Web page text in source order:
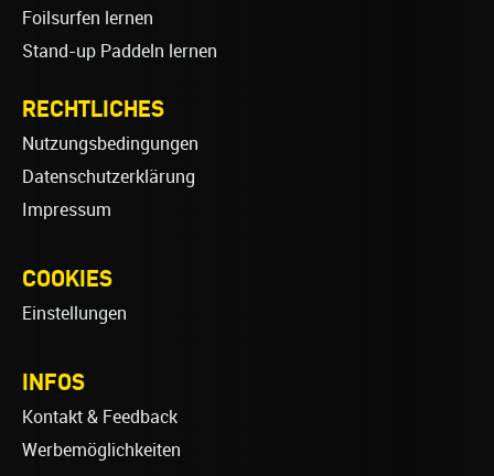
Foilsurfen lernen
Stand-up Paddeln lernen
RECHTLICHES
Nutzungsbedingungen
Datenschutzerklärung
Impressum
COOKIES
Einstellungen
INFOS
Kontakt & Feedback
Werbemöglichkeiten